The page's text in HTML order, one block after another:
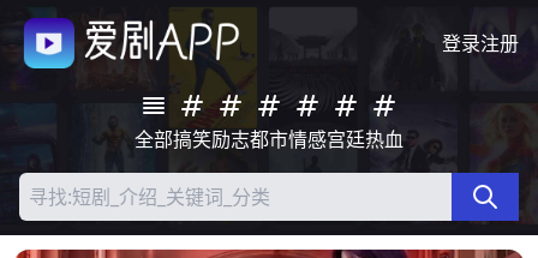
登录注册
全部搞笑励志都市情感宫廷热血